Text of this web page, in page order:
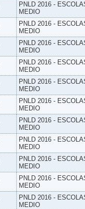
PNLD 2016 -
MEDIO
PNLD 2016 -
MEDIO
PNLD 2016 -
MEDIO
PNLD 2016 -
MEDIO
PNLD 2016 -
MEDIO
PNLD 2016 -
MEDIO
PNLD 2016 -
MEDIO
PNLD 2016 -
MEDIO
PNLD 2016 -
MEDIO
PNLD 2016 -
MEDIO
PNLD 2016 -
MEDIO